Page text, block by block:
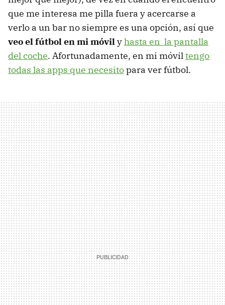
que me interesa me pilla fuera y acercarse a
verlo a un bar no siempre es una opción, así que
veo el fútbol en mi móvilyhasta en la pantalla
del coche. Afortunadamente, en mi móviltengo
todas las apps que necesitopara ver fútbol.